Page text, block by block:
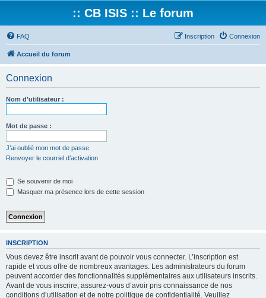
:: CB ISIS :: Le forum
FAQ Connexion
Inscription
Accueil du forum
Connexion
Nom d’utilisateur :
Mot de passe :
J’ai oublié mon mot de passe
Renvoyer le courriel d’activation
Se souvenir de moi
Masquer ma présence lors de cette session
INSCRIPTION
Vous devez être inscrit avant de pouvoir vous connecter. L’inscription est
rapide et vous offre de nombreux avantages. Les administrateurs du forum
peuvent accorder des fonctionnalités supplémentaires aux utilisateurs inscrits.
Avant de vous inscrire, assurez-vous d’avoir pris connaissance de nos
conditions d’utilisation et de notre politique de confidentialité. Veuillez